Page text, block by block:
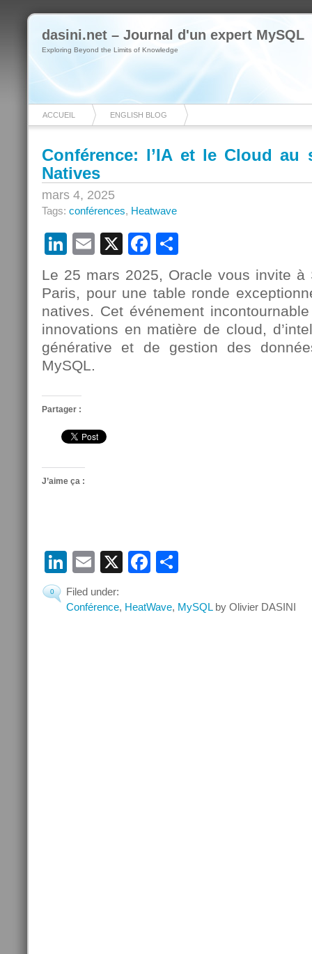
dasini.net – Journal d'un expert MySQL
Exploring Beyond the Limits of Knowledge
ACCUEIL ENGLISH BLOG
Conférence: l’IA et le Cloud au
Natives
mars 4, 2025
Tags: conférences, Heatwave
LinkedIn
Email
X Facebook
Le 25 mars 2025, Oracle vous invite
Paris, pour une table ronde
natives. Cet événement
innovations en matière de cloud,
générative et de gestion des
MySQL.
Partager :
J’aime ça :
LinkedIn
Email
X Facebook
0
Filed under:
Conférence, HeatWave, MySQLby Olivier DASINI